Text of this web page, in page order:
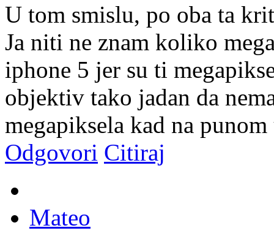
U tom smislu, po oba ta
Ja niti ne znam koliko
iphone 5 jer su ti
objektiv tako jadan da
megapiksela kad na
Odgovori Citiraj
Mateo